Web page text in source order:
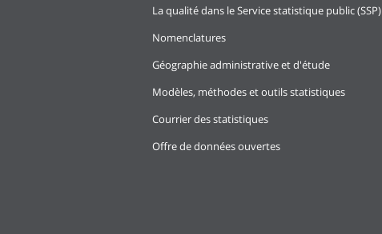
La qualité dans le Service statistique public (SSP)
Nomenclatures
Géographie administrative et d'étude
Modèles, méthodes et outils statistiques
Courrier des statistiques
Offre de données ouvertes